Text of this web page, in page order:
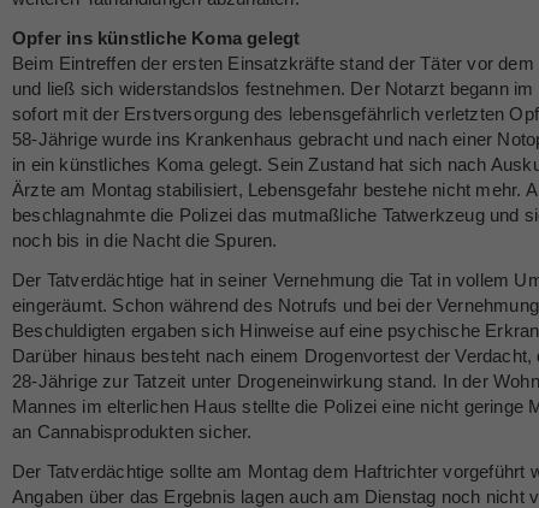
Opfer ins künstliche Koma gelegt
Beim Eintreffen der ersten Einsatzkräfte stand der Täter vor dem
und ließ sich widerstandslos festnehmen. Der Notarzt begann im
sofort mit der Erstversorgung des lebensgefährlich verletzten
58-Jährige wurde ins Krankenhaus gebracht und nach einer
in ein künstliches Koma gelegt. Sein Zustand hat sich nach
Ärzte am Montag stabilisiert, Lebensgefahr bestehe nicht mehr.
beschlagnahmte die Polizei das mutmaßliche Tatwerkzeug und
noch bis in die Nacht die Spuren.
Der Tatverdächtige hat in seiner Vernehmung die Tat in vollem
eingeräumt. Schon während des Notrufs und bei der
Beschuldigten ergaben sich Hinweise auf eine psychische
Darüber hinaus besteht nach einem Drogenvortest der Verdacht,
28-Jährige zur Tatzeit unter Drogeneinwirkung stand. In der
Mannes im elterlichen Haus stellte die Polizei eine nicht geringe
an Cannabisprodukten sicher.
Der Tatverdächtige sollte am Montag dem Haftrichter vorgeführt
Angaben über das Ergebnis lagen auch am Dienstag noch nicht